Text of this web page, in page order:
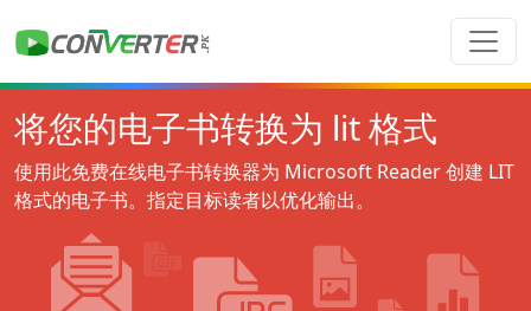
将您的电子书转换为 lit 格式
使用此免费在线电子书转换器为 Microsoft Reader 创建 LIT
格式的电子书。指定目标读者以优化输出。